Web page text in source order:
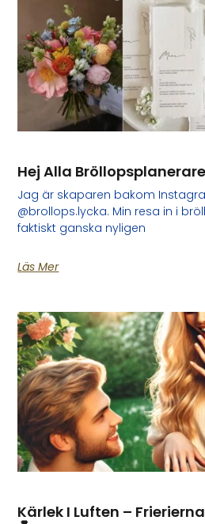
Hej Alla
Jag är skaparen bakom
@brollops.lycka. Min resa in i
faktiskt ganska nyligen
Läs Mer
Kärlek I Luften –